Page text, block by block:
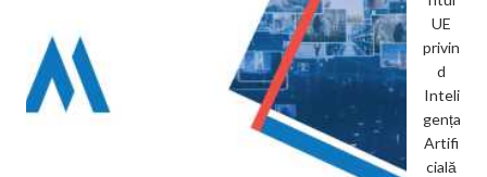
UE
privin
d
Inteli
gența
Artifi
cială